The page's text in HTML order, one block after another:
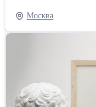
Москва